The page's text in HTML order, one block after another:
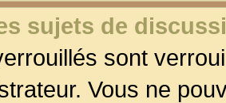
sujets de
sont
Vous ne